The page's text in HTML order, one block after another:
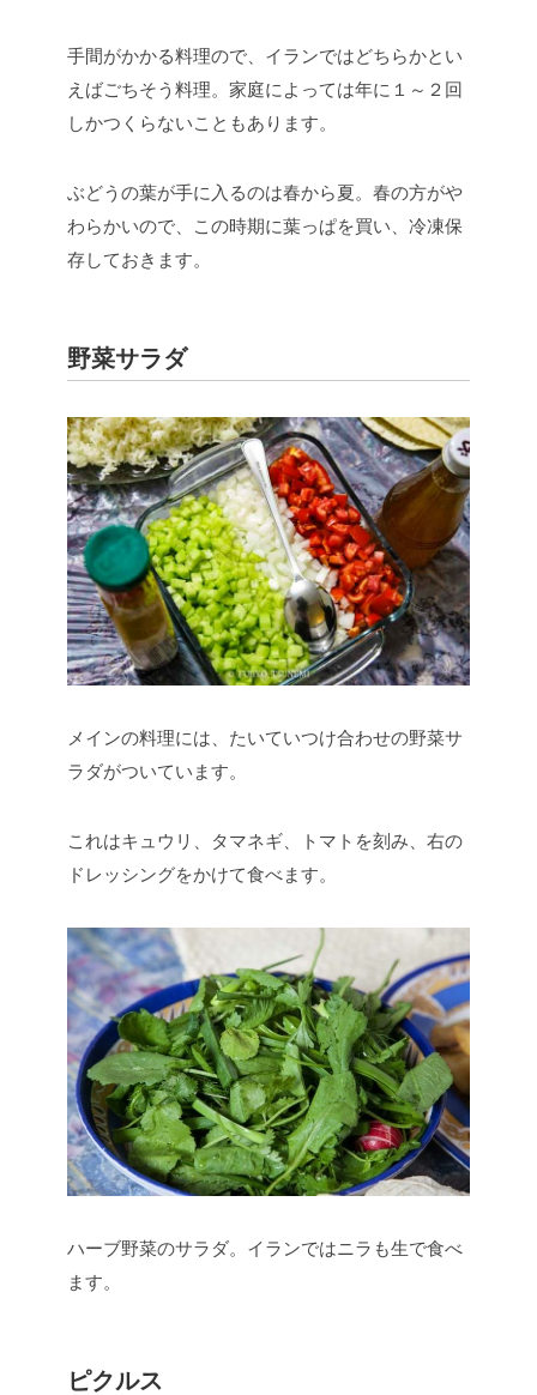
手間がかかる料理ので、イランではどちらかとい
えばごちそう料理。家庭によっては年に１～２回
しかつくらないこともあります。
ぶどうの葉が手に入るのは春から夏。春の方がや
わらかいので、この時期に葉っぱを買い、冷凍保
存しておきます。
野菜サラダ
メインの料理には、たいていつけ合わせの野菜サ
ラダがついています。
これはキュウリ、タマネギ、トマトを刻み、右の
ドレッシングをかけて食べます。
ハーブ野菜のサラダ。イランではニラも生で食べ
ます。
ピクルス